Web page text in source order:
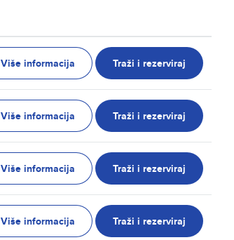
Više informacija Traži i rezerviraj
Više informacija Traži i rezerviraj
Više informacija Traži i rezerviraj
Više informacija Traži i rezerviraj